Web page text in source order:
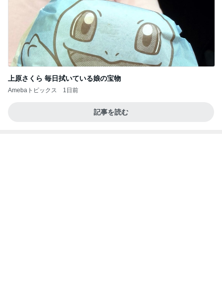
上原さくら 毎日拭いている娘の宝物
Amebaトピックス 1日前
記事を読む